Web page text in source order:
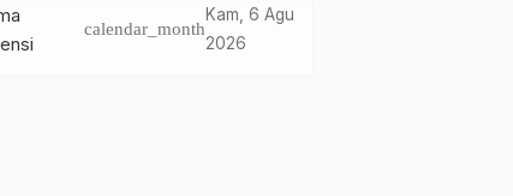
Kumham Imipas RI,
Perkuat Pelayanan
calendar_month
Kam, 6 Agu
2026